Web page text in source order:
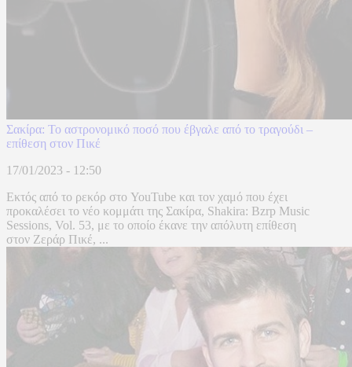
Σακίρα: Το αστρονομικό ποσό που έβγαλε από το τραγούδι –
επίθεση στον Πικέ
17/01/2023 - 12:50
Εκτός από το ρεκόρ στο YouTube και τον χαμό που έχει
προκαλέσει το νέο κομμάτι της Σακίρα, Shakira: Bzrp Music
Sessions, Vol. 53, με το οποίο έκανε την απόλυτη επίθεση
στον Ζεράρ Πικέ, ...